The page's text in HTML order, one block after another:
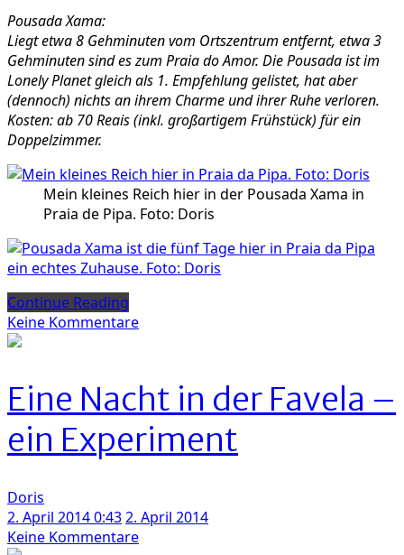
Pousada Xama:
Liegt etwa 8 Gehminuten vom Ortszentrum entfernt, etwa 3
Gehminuten sind es zum Praia do Amor. Die Pousada ist im
Lonely Planet gleich als 1. Empfehlung gelistet, hat aber
(dennoch) nichts an ihrem Charme und ihrer Ruhe verloren.
Kosten: ab 70 Reais (inkl. großartigem Frühstück) für ein
Doppelzimmer.
Mein kleines Reich hier in der Pousada Xama in
Praia de Pipa. Foto: Doris
Continue Reading
Keine Kommentarezu
die
auszog,
um
mit
Delphinen
Eine Nacht in der Favela –
ein Experiment
Doris
2. April 2014 0:432. April 2014
Keine Kommentarezu